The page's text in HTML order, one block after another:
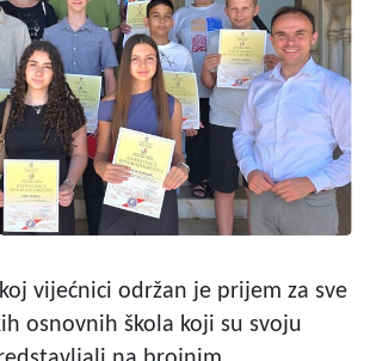
vijećnici održan je prijem za sve
osnovnih škola koji su svoju